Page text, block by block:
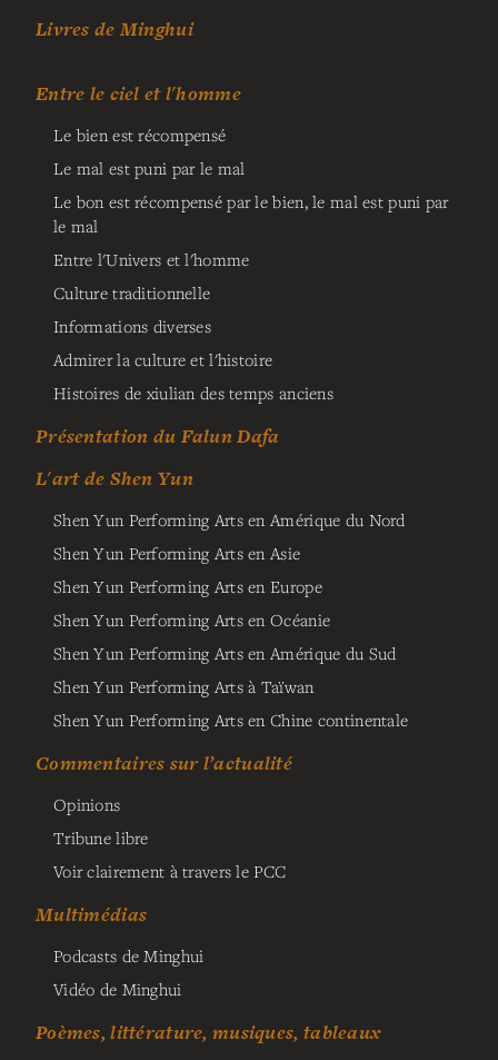
Livres de Minghui
Entre le ciel et l'homme
Le bien est récompensé
Le mal est puni par le mal
Le bon est récompensé par le bien, le mal est puni par
le mal
Entre l'Univers et l'homme
Culture traditionnelle
Informations diverses
Admirer la culture et l'histoire
Histoires de xiulian des temps anciens
Présentation du Falun Dafa
L'art de Shen Yun
Shen Yun Performing Arts en Amérique du Nord
Shen Yun Performing Arts en Asie
Shen Yun Performing Arts en Europe
Shen Yun Performing Arts en Océanie
Shen Yun Performing Arts en Amérique du Sud
Shen Yun Performing Arts à Taïwan
Shen Yun Performing Arts en Chine continentale
Commentaires sur l’actualité
Opinions
Tribune libre
Voir clairement à travers le PCC
Multimédias
Podcasts de Minghui
Vidéo de Minghui
Poèmes, littérature, musiques, tableaux